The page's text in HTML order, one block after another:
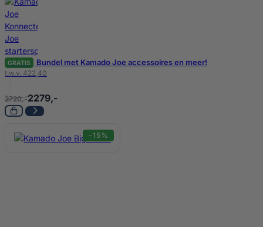
GRATIS Bundel met Kamado Joe accessoires en meer!
t.w.v. 422,40
2720,-2279,-
-15%